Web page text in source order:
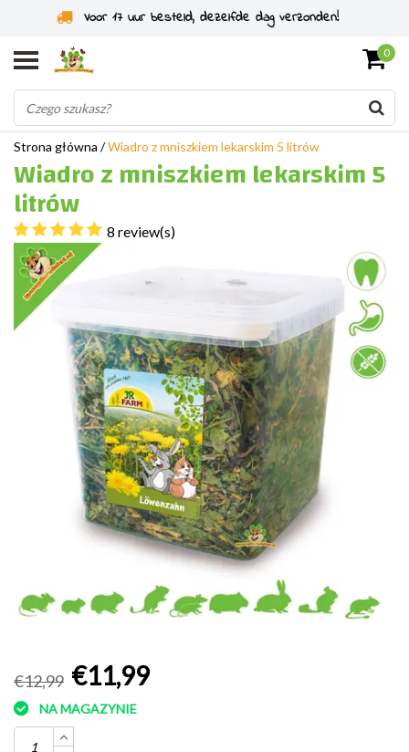
Specjaliści od gryzoni od 2011 roku
0
Strona główna /Wiadro z mniszkiem lekarskim 5 litrów
Wiadro z mniszkiem lekarskim 5
litrów
8 review(s)
€12,99 €11,99
NA MAGAZYNIE